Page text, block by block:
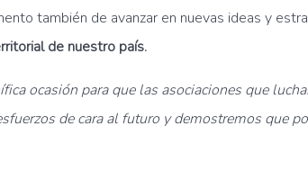
también de avanzar en nuevas ideas y
de nuestro país.
ocasión para que las asociaciones que
de cara al futuro y demostremos que